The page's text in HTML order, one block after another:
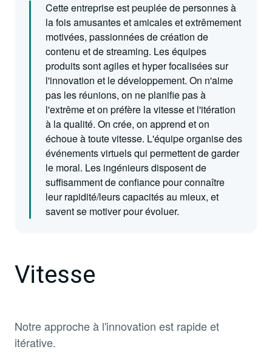
Cette entreprise est peuplée de personnes à
la fois amusantes et amicales et extrêmement
motivées, passionnées de création de
contenu et de streaming. Les équipes
produits sont agiles et hyper focalisées sur
l'innovation et le développement. On n'aime
pas les réunions, on ne planifie pas à
l'extrême et on préfère la vitesse et l'itération
à la qualité. On crée, on apprend et on
échoue à toute vitesse. L'équipe organise des
événements virtuels qui permettent de garder
le moral. Les ingénieurs disposent de
suffisamment de confiance pour connaître
leur rapidité/leurs capacités au mieux, et
savent se motiver pour évoluer.
Vitesse
Notre approche à l'innovation est rapide et
itérative.